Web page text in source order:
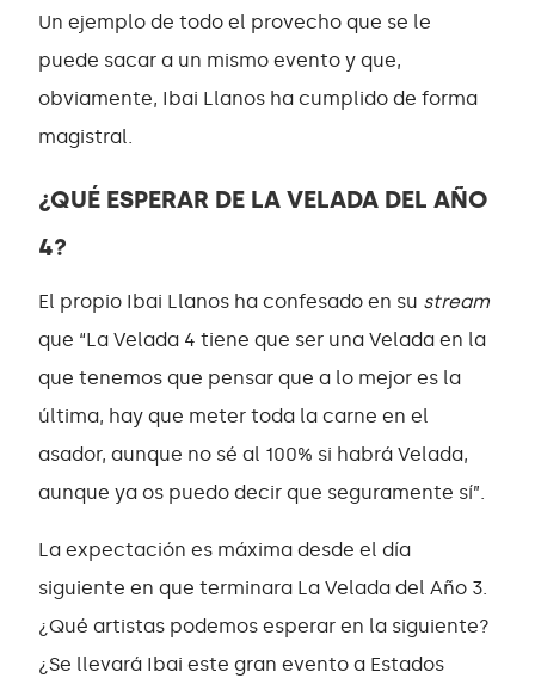
Un ejemplo de todo el provecho que se le
puede sacar a un mismo evento y que,
obviamente, Ibai Llanos ha cumplido de forma
magistral.
¿QUÉ ESPERAR DE LA VELADA DEL AÑO
4?
El propio Ibai Llanos ha confesado en su stream
que “La Velada 4 tiene que ser una Velada en la
que tenemos que pensar que a lo mejor es la
última, hay que meter toda la carne en el
asador, aunque no sé al 100% si habrá Velada,
aunque ya os puedo decir que seguramente sí”.
La expectación es máxima desde el día
siguiente en que terminara La Velada del Año 3.
¿Qué artistas podemos esperar en la siguiente?
¿Se llevará Ibai este gran evento a Estados